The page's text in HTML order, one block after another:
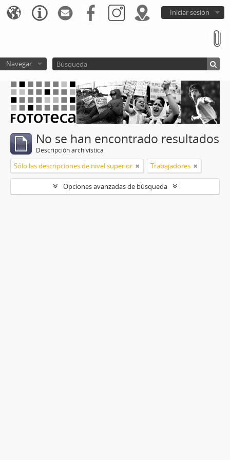
Iniciar sesión
Navegar
No se han encontrado resultados
Descripción archivística
Sólo las descripciones de nivel superior Trabajadores
Opciones avanzadas de búsqueda